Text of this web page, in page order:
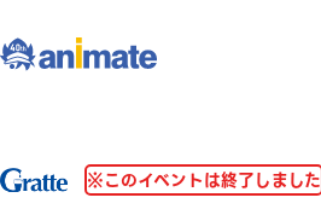
※このイベントは終了しました